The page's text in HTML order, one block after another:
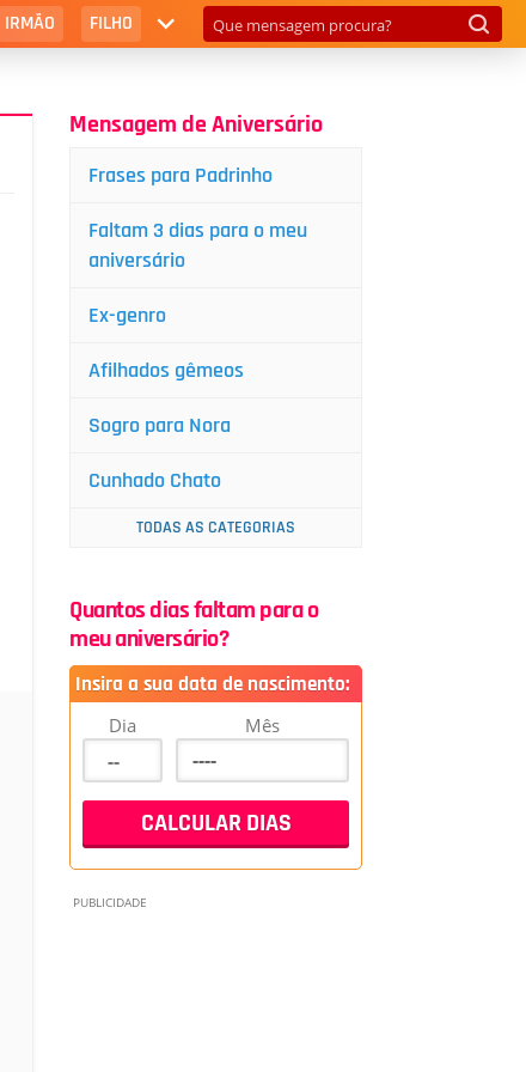
IRMÃO FILHO
Mensagem de Aniversário
Frases para Padrinho
Faltam 3 dias para o meu
aniversário
Ex-genro
Afilhados gêmeos
Sogro para Nora
Cunhado Chato
TODAS AS CATEGORIAS
Quantos dias faltam para o
meu aniversário?
Insira a sua data de nascimento:
Dia Mês